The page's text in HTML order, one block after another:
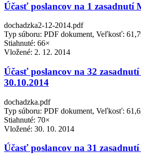
Účasť poslancov na 1 zasadnutí
dochadzka2-12-2014.pdf
Typ súboru: PDF dokument, Veľkosť:
Stiahnuté: 66×
Vložené: 2. 12. 2014
Účasť poslancov na 32
30.10.2014
dochadzka.pdf
Typ súboru: PDF dokument, Veľkosť:
Stiahnuté: 70×
Vložené: 30. 10. 2014
Účasť poslancov na 31